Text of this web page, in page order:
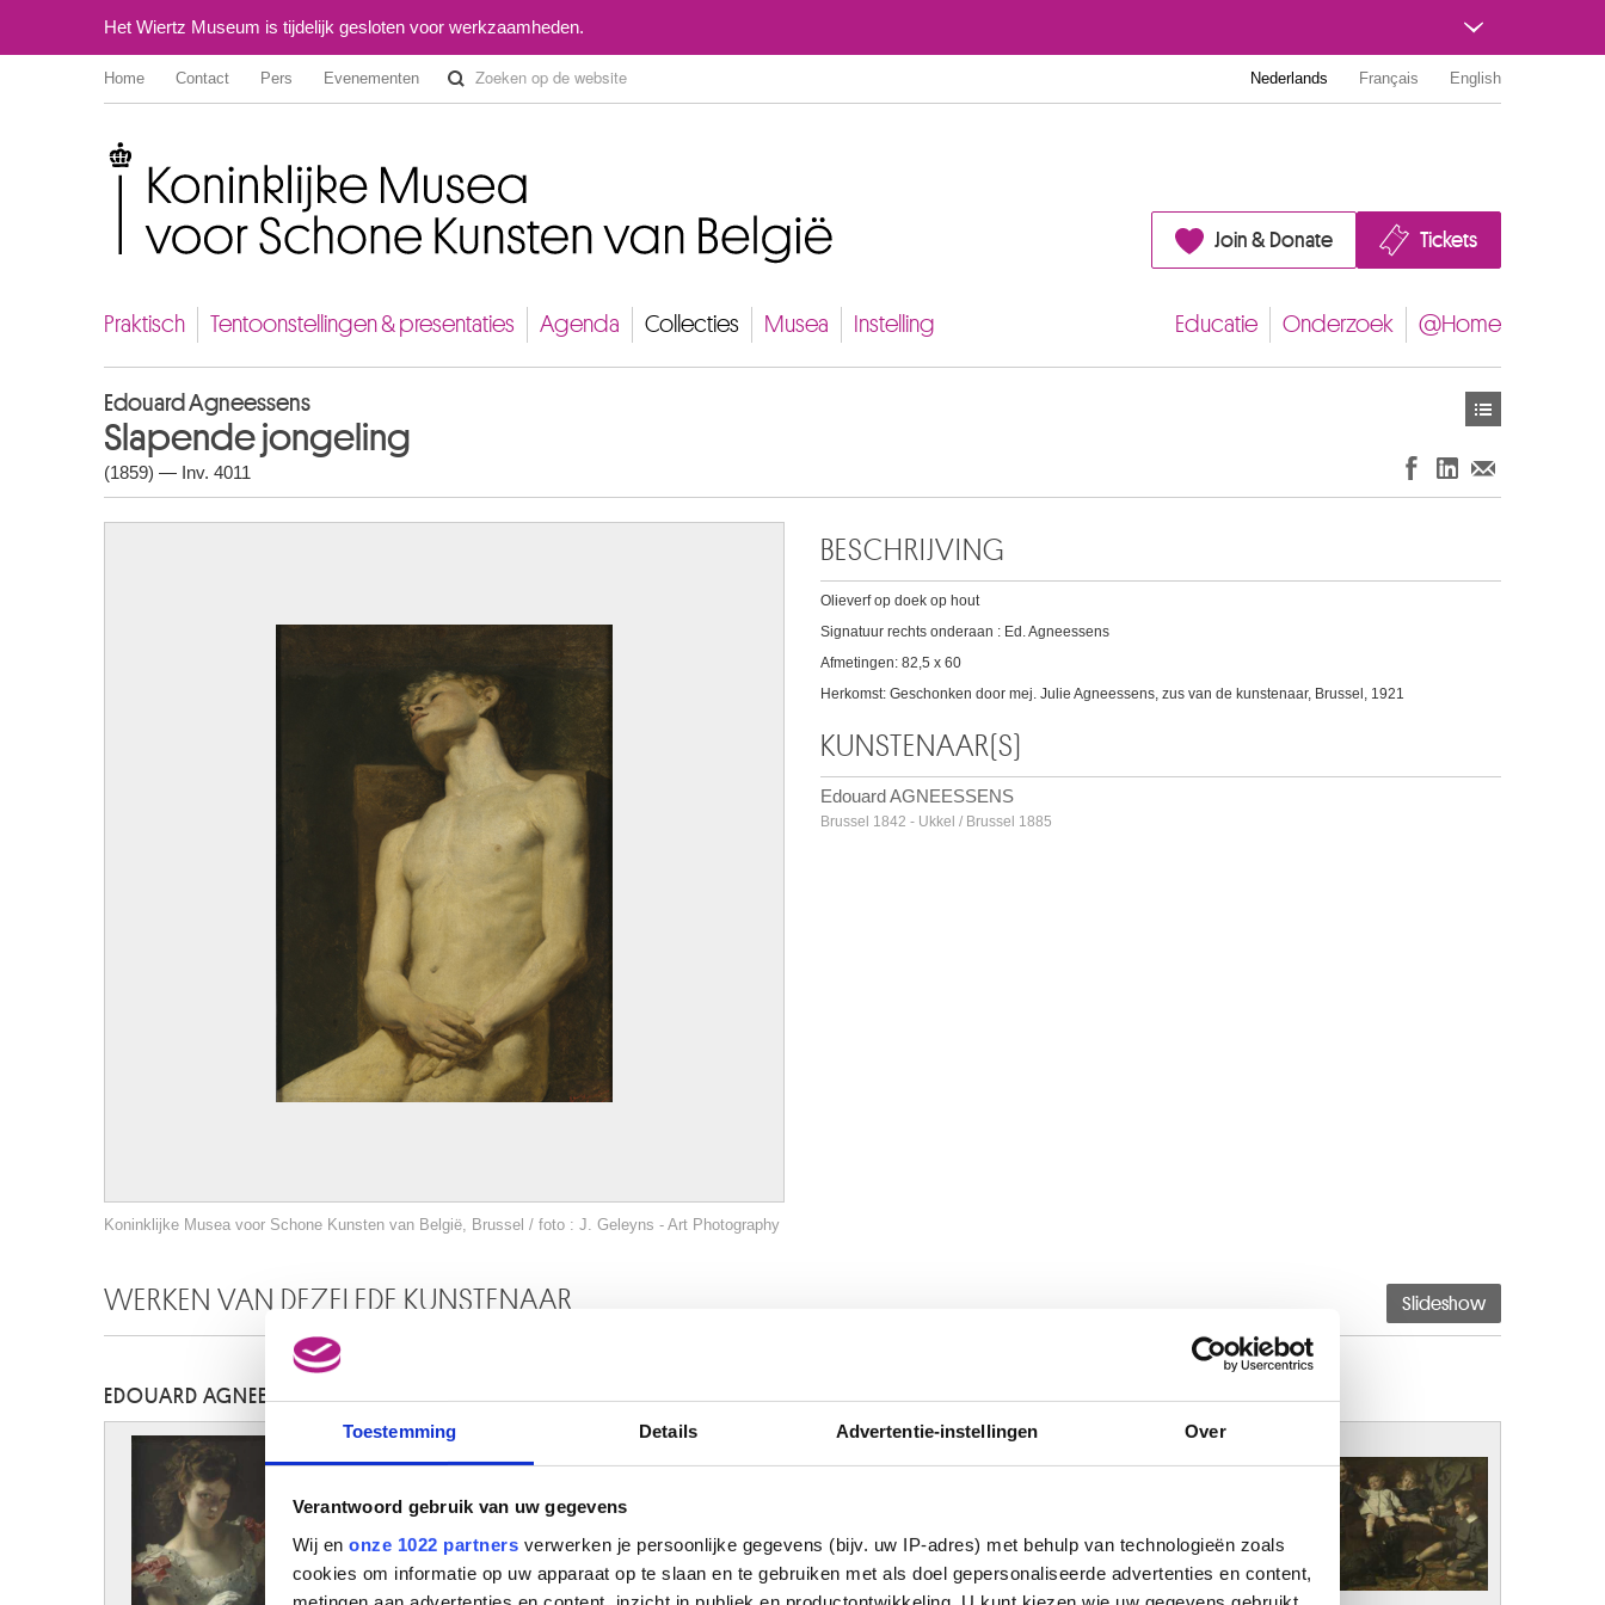
Toestemming Details Advertentie-instellingen Over
Verantwoord gebruik van uw gegevens
Wij en onze 1022 partners verwerken je persoonlijke gegevens (bijv. uw IP-adres) met behulp van technologieën zoals
cookies om informatie op uw apparaat op te slaan en te gebruiken met als doel gepersonaliseerde advertenties en content,
Het Wiertz Museum is tijdelijk gesloten voor werkzaamheden.
Home Contact Pers Evenementen Nederlands Français English
Join & Donate Tickets
Praktisch Tentoonstellingen & presentaties Agenda Collecties Musea Instelling Educatie Onderzoek @Home
Edouard Agneessens
Slapende jongeling
(1859) — Inv. 4011
Koninklijke Musea voor Schone Kunsten van België, Brussel / foto : J. Geleyns - Art Photography
BESCHRIJVING
Olieverf op doek op hout
Signatuur rechts onderaan : Ed. Agneessens
Afmetingen: 82,5 x 60
Herkomst: Geschonken door mej. Julie Agneessens, zus van de kunstenaar, Brussel, 1921
KUNSTENAAR(S)
Edouard AGNEESSENS
Brussel 1842 - Ukkel / Brussel 1885
WERKEN VAN DEZELFDE KUNSTENAAR Slideshow
EDOUARD AGNEESSENS